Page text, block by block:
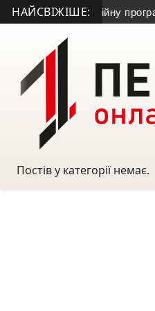
НАЙСВІЖІШЕ:
нову інвестиційну програму
Постів у категорії немає.